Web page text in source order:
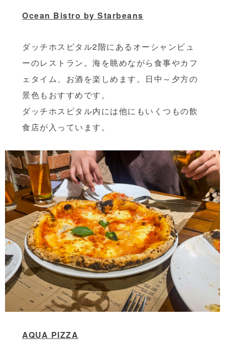
Ocean Bistro by Starbeans
ダッチホスピタル2階にあるオーシャンビュ
ーのレストラン。海を眺めながら食事やカフ
ェタイム、お酒を楽しめます。日中～夕方の
景色もおすすめです。
ダッチホスピタル内には他にもいくつもの飲
食店が入っています。
AQUA PIZZA